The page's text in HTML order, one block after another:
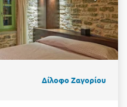
Δίλοφο Ζαγορίου